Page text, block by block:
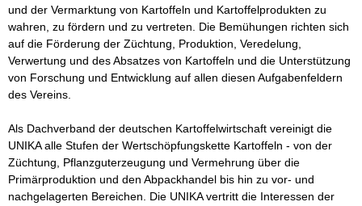
und der Vermarktung von Kartoffeln und Kartoffelprodukten zu
wahren, zu fördern und zu vertreten. Die Bemühungen richten sich
auf die Förderung der Züchtung, Produktion, Veredelung,
Verwertung und des Absatzes von Kartoffeln und die Unterstützung
von Forschung und Entwicklung auf allen diesen Aufgabenfeldern
des Vereins.
Als Dachverband der deutschen Kartoffelwirtschaft vereinigt die
UNIKA alle Stufen der Wertschöpfungskette Kartoffeln - von der
Züchtung, Pflanzguterzeugung und Vermehrung über die
Primärproduktion und den Abpackhandel bis hin zu vor- und
nachgelagerten Bereichen. Die UNIKA vertritt die Interessen der